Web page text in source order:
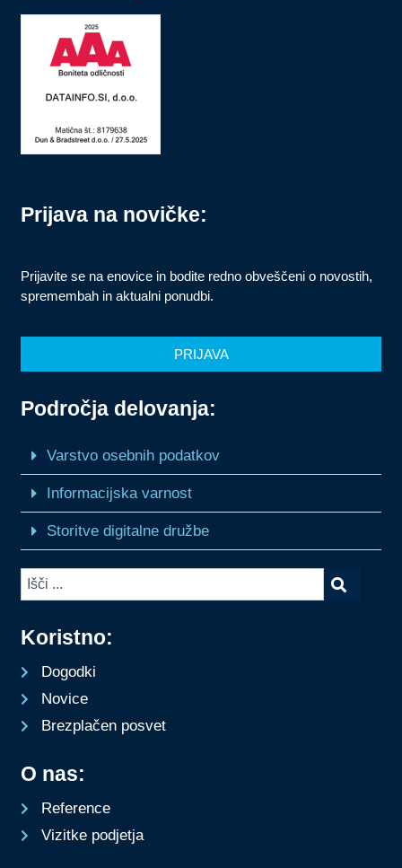
O nas:
Reference
Vizitke podjetja
Koristno:
Dogodki
Novice
Brezplačen posvet
Področja delovanja:
Varstvo osebnih podatkov
Informacijska varnost
Storitve digitalne družbe
Prijava na novičke:
Prijavite se na enovice in bodite redno obveščeni o novostih,
spremembah in aktualni ponudbi.
PRIJAVA